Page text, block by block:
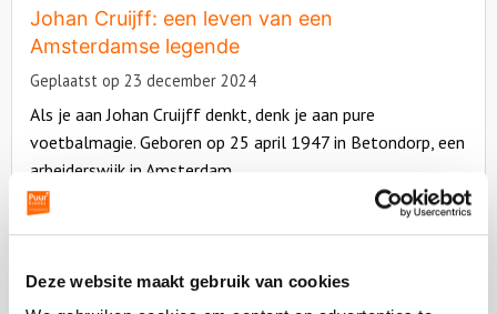
Deze website maakt gebruik van cookies
about
Johan Cruijff: een leven van een
Amsterdamse legende
Geplaatst op 23 december 2024
Als je aan Johan Cruijff denkt, denk je aan pure
voetbalmagie. Geboren op 25 april 1947 in Betondorp, een
arbeiderswijk in Amsterdam, ...
Read
more
Dit is waarom jij een Bob Ross Workshop in